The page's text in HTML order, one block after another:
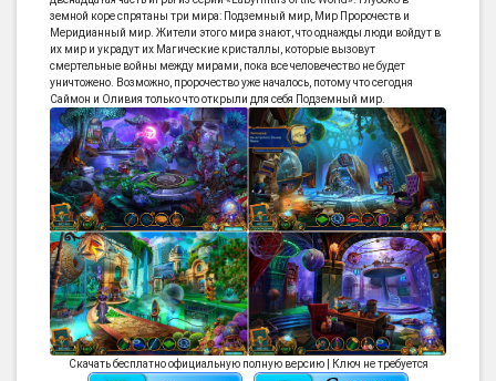
земной коре спрятаны три мира: Подземный мир, Мир Пророчеств и
Меридианный мир. Жители этого мира знают, что однажды люди войдут в
их мир и украдут их Магические кристаллы, которые вызовут
смертельные войны между мирами, пока все человечество не будет
уничтожено. Возможно, пророчество уже началось, потому что сегодня
Саймон и Оливия только что открыли для себя Подземный мир.
Скачать бесплатно официальную полную версию | Ключ не требуется